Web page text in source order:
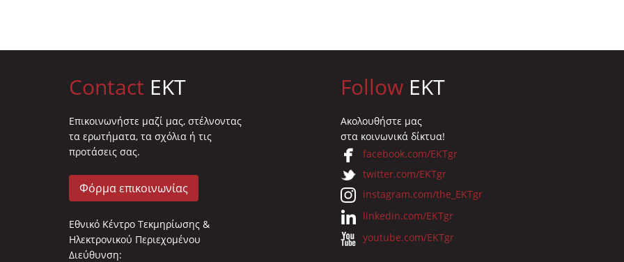
Contact EKT
Επικοινωνήστε μαζί μας, στέλνοντας
τα ερωτήματα, τα σχόλια ή τις
προτάσεις σας.
Φόρμα επικοινωνίας
Εθνικό Κέντρο Τεκμηρίωσης &
Ηλεκτρονικού Περιεχομένου
Διεύθυνση:
Follow EKT
Ακολουθήστε μας
στα κοινωνικά δίκτυα!
facebook.com/EKTgr
twitter.com/EKTgr
instagram.com/the_EKTgr
linkedin.com/EKTgr
youtube.com/EKTgr